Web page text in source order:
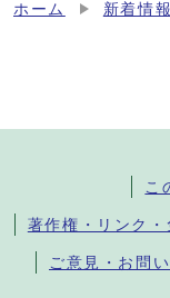
ホーム 新着情報
こ
著作権・リンク
ご意見・お問